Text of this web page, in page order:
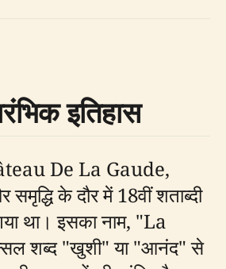
इतिहास
De La Gaude,
समृद्धि के दौर में 18वीं शताब्दी
था। इसका नाम, "La
शब्द "खुशी" या "आनंद" से